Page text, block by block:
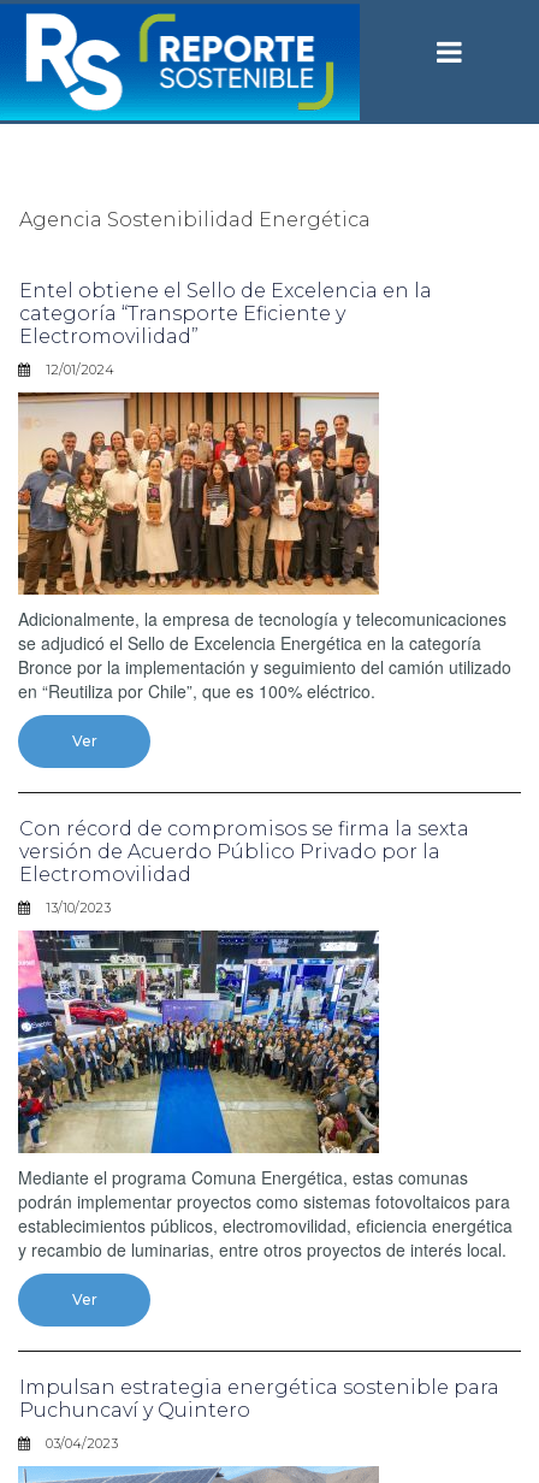
Agencia Sostenibilidad Energética
Entel obtiene el Sello de Excelencia en la
categoría “Transporte Eficiente y
Electromovilidad”
12/01/2024
Adicionalmente, la empresa de tecnología y telecomunicaciones
se adjudicó el Sello de Excelencia Energética en la categoría
Bronce por la implementación y seguimiento del camión utilizado
en “Reutiliza por Chile”, que es 100% eléctrico.
Ver
Con récord de compromisos se firma la sexta
versión de Acuerdo Público Privado por la
Electromovilidad
13/10/2023
Mediante el programa Comuna Energética, estas comunas
podrán implementar proyectos como sistemas fotovoltaicos para
establecimientos públicos, electromovilidad, eficiencia energética
y recambio de luminarias, entre otros proyectos de interés local.
Ver
Impulsan estrategia energética sostenible para
Puchuncaví y Quintero
03/04/2023